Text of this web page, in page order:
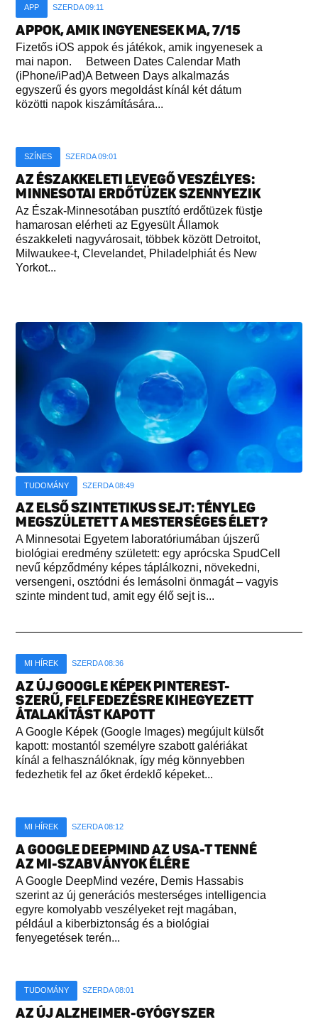
APP SZERDA 09:11
APPOK, AMIK INGYENESEK MA, 7/15
Fizetős iOS appok és játékok, amik ingyenesek a
mai napon. Between Dates Calendar Math
(iPhone/iPad)A Between Days alkalmazás
egyszerű és gyors megoldást kínál két dátum
közötti napok kiszámítására...
SZÍNES SZERDA 09:01
AZ ÉSZAKKELETI LEVEGŐ VESZÉLYES:
MINNESOTAI ERDŐTÜZEK SZENNYEZIK
Az Észak-Minnesotában pusztító erdőtüzek füstje
hamarosan elérheti az Egyesült Államok
északkeleti nagyvárosait, többek között Detroitot,
Milwaukee-t, Clevelandet, Philadelphiát és New
Yorkot...
TUDOMÁNY SZERDA 08:49
AZ ELSŐ SZINTETIKUS SEJT: TÉNYLEG
MEGSZÜLETETT A MESTERSÉGES ÉLET?
A Minnesotai Egyetem laboratóriumában újszerű
biológiai eredmény született: egy aprócska SpudCell
nevű képződmény képes táplálkozni, növekedni,
versengeni, osztódni és lemásolni önmagát – vagyis
szinte mindent tud, amit egy élő sejt is...
MI HÍREK SZERDA 08:36
AZ ÚJ GOOGLE KÉPEK PINTEREST-
SZERŰ, FELFEDEZÉSRE KIHEGYEZETT
ÁTALAKÍTÁST KAPOTT
A Google Képek (Google Images) megújult külsőt
kapott: mostantól személyre szabott galériákat
kínál a felhasználóknak, így még könnyebben
fedezhetik fel az őket érdeklő képeket...
MI HÍREK SZERDA 08:12
A GOOGLE DEEPMIND AZ USA-T TENNÉ
AZ MI-SZABVÁNYOK ÉLÉRE
A Google DeepMind vezére, Demis Hassabis
szerint az új generációs mesterséges intelligencia
egyre komolyabb veszélyeket rejt magában,
például a kiberbiztonság és a biológiai
fenyegetések terén...
TUDOMÁNY SZERDA 08:01
AZ ÚJ ALZHEIMER-GYÓGYSZER